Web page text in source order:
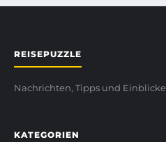
REISEPUZZLE
Nachrichten, Tipps und Einblicke
KATEGORIEN